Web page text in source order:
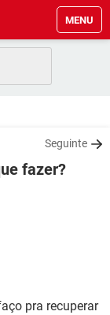
MENU
Seguinte
fazer?
pra recuperar